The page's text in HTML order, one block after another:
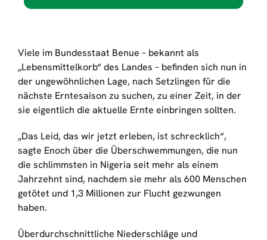
Viele im Bundesstaat Benue – bekannt als
„Lebensmittelkorb“ des Landes – befinden sich nun in
der ungewöhnlichen Lage, nach Setzlingen für die
nächste Erntesaison zu suchen, zu einer Zeit, in der
sie eigentlich die aktuelle Ernte einbringen sollten.
„Das Leid, das wir jetzt erleben, ist schrecklich“,
sagte Enoch über die Überschwemmungen, die nun
die schlimmsten in Nigeria seit mehr als einem
Jahrzehnt sind, nachdem sie mehr als 600 Menschen
getötet und 1,3 Millionen zur Flucht gezwungen
haben.
Überdurchschnittliche Niederschläge und